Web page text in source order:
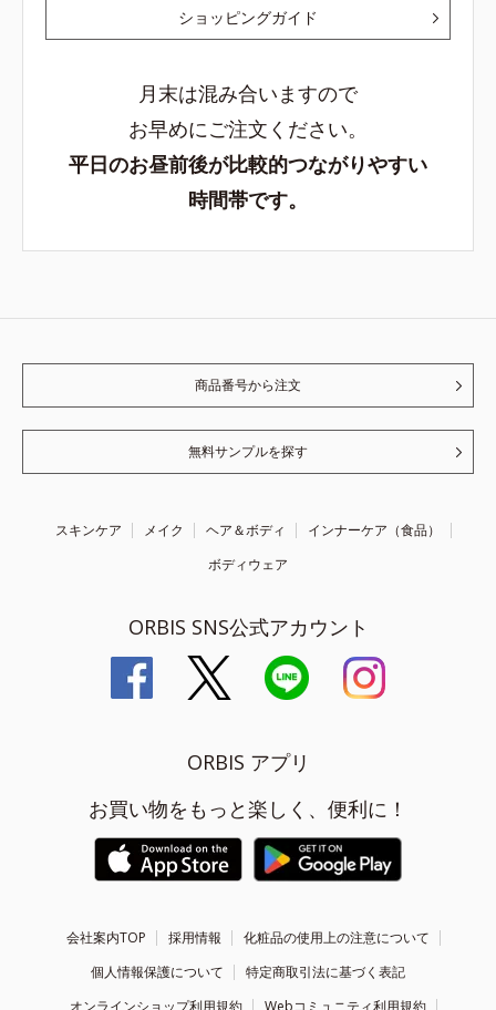
ショッピングガイド
月末は混み合いますので
お早めにご注文ください。
平日のお昼前後が比較的つながりやすい
時間帯です。
商品番号から注文
無料サンプルを探す
スキンケア メイク ヘア＆ボディ
インナーケア（食品）
ボディウェア
ORBIS SNS公式アカウント
ORBIS アプリ
お買い物をもっと楽しく、便利に！
会社案内TOP 採用情報
化粧品の使用上の注意について
個人情報保護について
特定商取引法に基づく表記